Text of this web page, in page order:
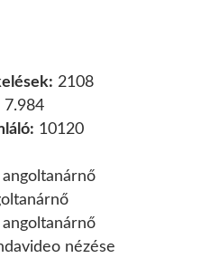
2108
7.984
10120
nézése